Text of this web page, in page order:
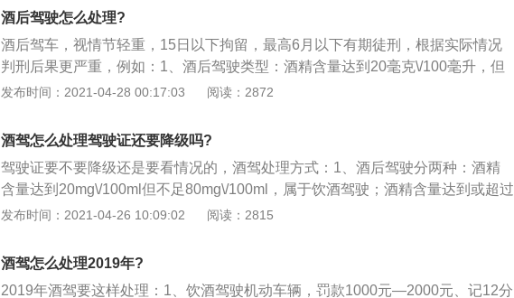
故，构成犯罪的，依法追究刑事责任，吊销驾驶证，终身不得吊销驾驶证。
酒后驾驶怎么处理?
酒后驾车，视情节轻重，15日以下拘留，最高6月以下有期徒刑，根据实际情况
判刑后果更严重，例如：1、酒后驾驶类型：酒精含量达到20毫克\/100毫升，但
不足80毫克\/100毫升，属于酒后驾驶，酒精含量达到或超过80毫克\/100毫升，
2、酒后驾驶处罚：饮酒驾驶机动车，处1000元以上2000元以下罚款，12分，暂
扣6个月驾驶证；饮酒驾驶营运机动车，处5000元以下罚款，12分，处于15日以
下拘留，5年内禁止领取驾驶证；3、醉酒驾驶的处罚：刑事责任：可处以6个月
以下拘留，并处罚金；醉酒驾驶机动车，吊销驾驶证，5年内禁止取得驾驶证；
醉酒驾驶营运机动车，吊销驾驶证，10年内禁止取得驾驶证，终生不得驾驶营运
发布时间：2021-04-28 00:17:03 阅读：2872
酒驾怎么处理驾驶证还要降级吗?
驾驶证要不要降级还是要看情况的，酒驾处理方式：1、酒后驾驶分两种：酒精
含量达到20mg\/100ml但不足80mg\/100ml，属于饮酒驾驶；酒精含量达到或超过
80mg\/100ml，属于醉酒驾驶。目前，饮酒驾驶属于违法行为，醉酒驾驶属于犯
月；饮酒驾驶营运机动车，罚款5000元，记12分，处以15日以下拘留，并且5年
内不得重新获得驾照；3、醉酒驾驶机动车辆，吊销驾照，5年内不得重新获取驾
发布时间：2021-04-26 10:09:02 阅读：2815
酒驾怎么处理2019年?
2019年酒驾要这样处理：1、饮酒驾驶机动车辆，罚款1000元—2000元、记12分